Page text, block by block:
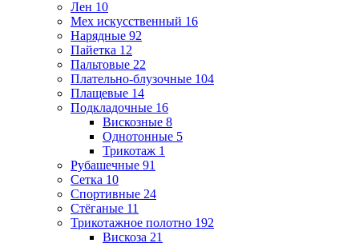
Лен 10
Мех искусственный 16
Нарядные 92
Пайетка 12
Пальтовые 22
Плательно-блузочные 104
Плащевые 14
Подкладочные 16
Вискозные 8
Однотонные 5
Трикотаж 1
Рубашечные 91
Сетка 10
Спортивные 24
Стёганые 11
Трикотажное полотно 192
Вискоза 21